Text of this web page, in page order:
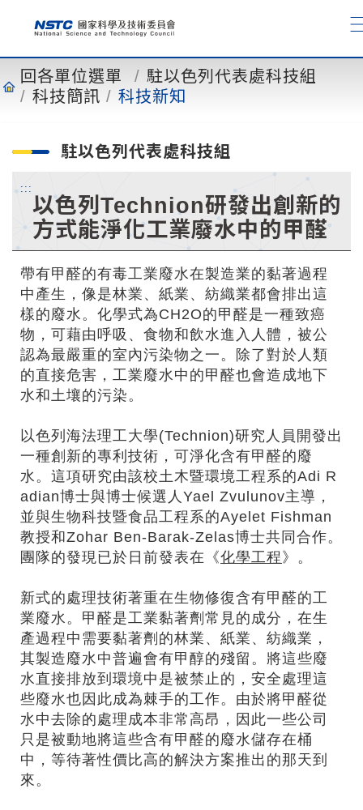
容 回各單位選單
駐以色列代表處科技組
科技簡訊
科技新知
駐以色列代表處科技組
:::
以色列Technion研發出創新的
方式能淨化工業廢水中的甲醛
帶有甲醛的有毒工業廢水在製造業的黏著過程
中產生，像是林業、紙業、紡織業都會排出這
樣的廢水。化學式為CH2O的甲醛是一種致癌
物，可藉由呼吸、食物和飲水進入人體，被公
認為最嚴重的室內污染物之一。除了對於人類
的直接危害，工業廢水中的甲醛也會造成地下
水和土壤的污染。
以色列海法理工大學(Technion)研究人員開發出
一種創新的專利技術，可淨化含有甲醛的廢
水。這項研究由該校土木暨環境工程系的Adi R
adian博士與博士候選人Yael Zvulunov主導，
並與生物科技暨食品工程系的Ayelet Fishman
教授和Zohar Ben-Barak-Zelas博士共同合作。
團隊的發現已於日前發表在《化學工程》。
新式的處理技術著重在生物修復含有甲醛的工
業廢水。甲醛是工業黏著劑常見的成分，在生
產過程中需要黏著劑的林業、紙業、紡織業，
其製造廢水中普遍會有甲醇的殘留。將這些廢
水直接排放到環境中是被禁止的，安全處理這
些廢水也因此成為棘手的工作。由於將甲醛從
水中去除的處理成本非常高昂，因此一些公司
只是被動地將這些含有甲醛的廢水儲存在桶
中，等待著性價比高的解決方案推出的那天到
來。